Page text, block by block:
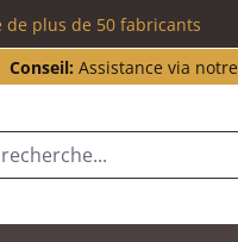
de plus de 50 fabricants
Conseil: Assistance via notre